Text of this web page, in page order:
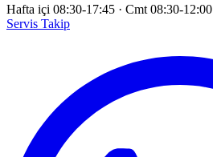
Hafta içi 08:30-17:45 · Cmt 08:30-12:00
Servis Takip